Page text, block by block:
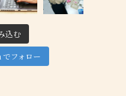
込む
フォロー